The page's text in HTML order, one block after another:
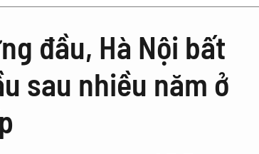
đầu, Hà Nội bất
sau nhiều năm ở